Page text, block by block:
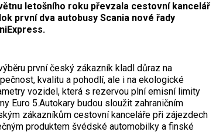
letošního roku převzala cestovní kancelář
první dva autobusy Scania nové řady
první český zákazník kladl důraz na
kvalitu a pohodlí, ale i na ekologické
vozidel, která s rezervou plní emisní limity
Euro 5.Autokary budou sloužit zahraničním
zákazníkům cestovní kanceláře při zájezdech
produktem švédské automobilky a finské